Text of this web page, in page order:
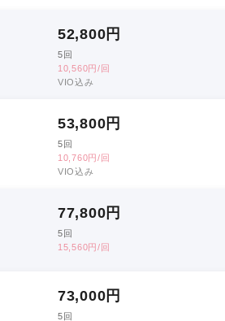
52,800 円
5回
10,560円/回
VIO込み
53,800 円
5回
10,760円/回
VIO込み
77,800 円
5回
15,560円/回
73,000 円
5回